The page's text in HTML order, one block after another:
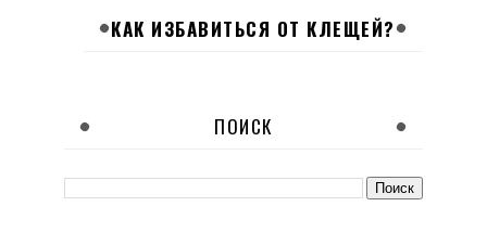
КАК ИЗБАВИТЬСЯ ОТ КЛЕЩЕЙ?
ПОИСК